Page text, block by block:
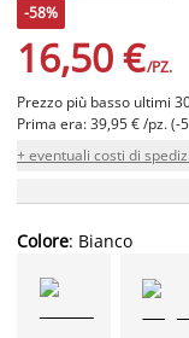
-58%
16,50 €/PZ.
Prezzo più basso ultimi
Prima era: 39,95 € /pz. (-
+ eventuali costi di
Colore: Bianco